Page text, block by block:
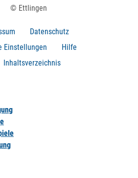
© Ettlingen
Datenschutz
Einstellungen
Hilfe
Inhaltsverzeichnis